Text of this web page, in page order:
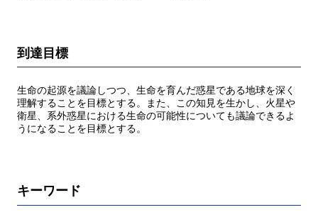
到達目標
生命の起源を議論しつつ、生命を育んだ惑星である地球を深く
理解することを目標とする。また、この知見を生かし、火星や
衛星、系外惑星における生命の可能性についても議論できるよ
うになることを目標とする。
キーワード